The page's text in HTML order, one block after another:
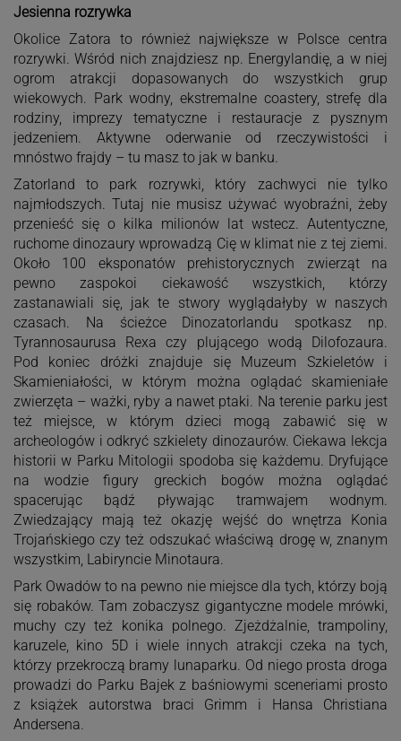
Jesienna rozrywka
Okolice Zatora to również największe w Polsce centra
rozrywki. Wśród nich znajdziesz np. Energylandię, a w niej
ogrom atrakcji dopasowanych do wszystkich grup
wiekowych. Park wodny, ekstremalne coastery, strefę dla
rodziny, imprezy tematyczne i restauracje z pysznym
jedzeniem. Aktywne oderwanie od rzeczywistości i
mnóstwo frajdy – tu masz to jak w banku.
Zatorland to park rozrywki, który zachwyci nie tylko
najmłodszych. Tutaj nie musisz używać wyobraźni, żeby
przenieść się o kilka milionów lat wstecz. Autentyczne,
ruchome dinozaury wprowadzą Cię w klimat nie z tej ziemi.
Około 100 eksponatów prehistorycznych zwierząt na
pewno zaspokoi ciekawość wszystkich, którzy
zastanawiali się, jak te stwory wyglądałyby w naszych
czasach. Na ścieżce Dinozatorlandu spotkasz np.
Tyrannosaurusa Rexa czy plującego wodą Dilofozaura.
Pod koniec dróżki znajduje się Muzeum Szkieletów i
Skamieniałości, w którym można oglądać skamieniałe
zwierzęta – ważki, ryby a nawet ptaki. Na terenie parku jest
też miejsce, w którym dzieci mogą zabawić się w
archeologów i odkryć szkielety dinozaurów. Ciekawa lekcja
historii w Parku Mitologii spodoba się każdemu. Dryfujące
na wodzie figury greckich bogów można oglądać
spacerując bądź pływając tramwajem wodnym.
Zwiedzający mają też okazję wejść do wnętrza Konia
Trojańskiego czy też odszukać właściwą drogę w, znanym
wszystkim, Labiryncie Minotaura.
Park Owadów to na pewno nie miejsce dla tych, którzy boją
się robaków. Tam zobaczysz gigantyczne modele mrówki,
muchy czy też konika polnego. Zjeżdżalnie, trampoliny,
karuzele, kino 5D i wiele innych atrakcji czeka na tych,
którzy przekroczą bramy lunaparku. Od niego prosta droga
prowadzi do Parku Bajek z baśniowymi sceneriami prosto
z książek autorstwa braci Grimm i Hansa Christiana
Andersena.